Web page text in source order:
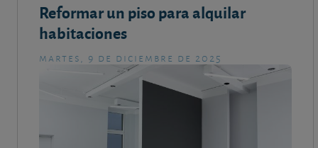
Reformar un piso para alquilar
habitaciones
martes, 9 de diciembre de 2025